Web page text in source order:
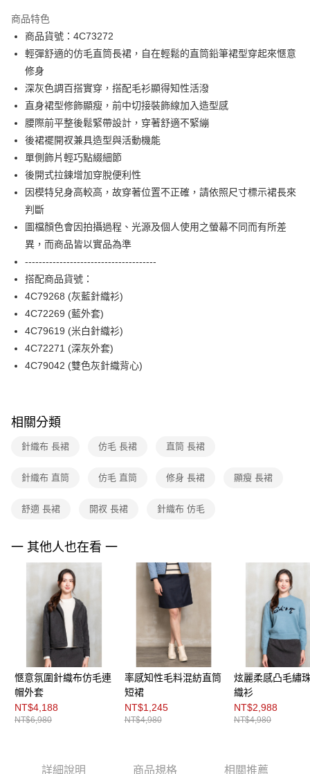
合作金庫商業銀行
華南商業銀行
上海商業儲蓄銀行
台北富邦商業銀行
國泰世華商業銀行
臺灣中小企業銀行
台中商業銀行
匯豐（台灣）商業銀行
華泰商業銀行
聯邦商業銀行
遠東國際商業銀行
元大商業銀行
永豐商業銀行
玉山商業銀行
台新國際商業銀行
台灣樂天信用卡公司
LINE Pay
Apple Pay
街口支付
AFTEE先享後付
相關說明
【關於「AFTEE先享後付」】
AFTEE先享後付是「在收到商品之後才付款」的支付方式。 讓您購物簡單
便利好安心！
１．簡單：不需註冊會員、不需綁卡、不需儲值。
２．便利：只要手機號碼，簡訊認證，即可結帳。
【「AFTEE先享後付」結帳流程】
１．於結帳方式選擇「AFTEE先享後付」後，將跳轉至「AFTEE先享後付」
結帳頁面，進行簡訊認證並確認金額後，即可完成結帳。
２．訂單成立數日內，您將收到繳費通知簡訊。
３．收到繳費通知簡訊後14天內，點擊此簡訊中的連結，可透過四大超商／
ATM／網路銀行／等多元方式進行付款，方視為交易完成。
※ 請注意：結帳手續完成當下不需立刻繳費，但若您需要取消訂單，請聯絡
購買商品的店家。未經商家同意取消之訂單仍視為有效，需透過AFTEE先享
後付繳納相關費用。
※ 交易是否成功請以「AFTEE先享後付 」之結帳頁面顯示為準，若有關於
是否繳費成功／繳費後需取消欲退款等相關疑問，請聯繫「AFTEE先享後付
客戶支援中心」https://netprotections.freshdesk.com/support/home
易，需依本服務之必要範圍內提供個人資料，並將交易相關給付款項請求債
權轉讓予恩沛科技股份有限公司。
https://aftee.tw/terms/#terms3
「AFTEE先享後付」，若未經同意申辦者引起之損失，本公司不負相關責
時審查核予不同之上限額度；若仍有額度不足之情形，本公司將視審查結果
５．嚴禁一人註冊多個帳號或使用他人資訊註冊。若發現惡意使用之情形，
恩沛科技股份有限公司將有權停止該用戶之使用額度並採取法律行動。
付款後全家FamilyMart取貨
每筆NT$90，滿NT$3,600(含以上)免運費
付款後7-11取貨
黑貓宅配
每筆NT$90，滿NT$3,600(含以上)免運費
離島宅配 (蘭嶼恕不配送)
每筆NT$200，滿NT$8,000(含以上)免運費
商品特色
商品貨號：4C73272
輕彈舒適的仿毛直筒長裙，自在輕鬆的直筒鉛筆裙型穿起來愜意
修身
深灰色調百搭實穿，搭配毛衫顯得知性活潑
直身裙型修飾顯瘦，前中切接裝飾線加入造型感
腰際前平整後鬆緊帶設計，穿著舒適不緊繃
後裙襬開衩兼具造型與活動機能
單側飾片輕巧點綴細節
後開式拉鍊增加穿脫便利性
因模特兒身高較高，故穿著位置不正確，請依照尺寸標示裙長來
判斷
圖檔顏色會因拍攝過程、光源及個人使用之螢幕不同而有所差
異，而商品皆以實品為準
--------------------------------------
搭配商品貨號：
4C79268 (灰藍針織衫)
4C72269 (藍外套)
4C79619 (米白針織衫)
4C72271 (深灰外套)
4C79042 (雙色灰針織背心)
相關分類
針織布 長裙 仿毛 長裙 直筒 長裙
針織布 直筒 仿毛 直筒 修身 長裙 顯瘦 長裙
舒適 長裙 開衩 長裙 針織布 仿毛
一 其他人也在看 一
愜意氛圍針織布仿毛連
帽外套
NT$4,188
NT$6,980
率感知性毛料混紡直筒
短裙
NT$1,245
NT$4,980
炫麗柔感凸毛繡
織衫
NT$2,988
NT$4,980
詳細說明 商品規格 相關推薦